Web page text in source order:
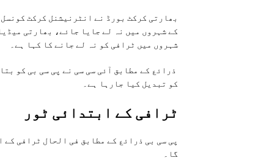
بھارتی کرکٹ بورڈ نے انٹرنیشنل کرکٹ
کے شہروں میں نہ لے جایا جائے، بھارتی
شہروں میں ٹرافی کو نہ لے جانے کا کہا ہے۔
ذرائع کے مطابق آئی سی سی نے پی سی بی کو
کو تبدیل کیا جارہا ہے۔
ٹرافی کے ابتدائی ٹور
پی سی بی ذرائع کے مطابق فی الحال ٹرافی کے
گا۔